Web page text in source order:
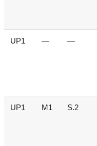
UP1 — —
UP1 M1 S.2